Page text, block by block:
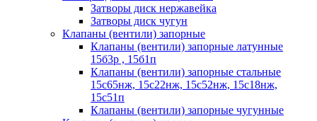
Затворы диск нержавейка
Затворы диск чугун
Клапаны (вентили) запорные
Клапаны (вентили) запорные латунные
15б3р , 15б1п
Клапаны (вентили) запорные стальные
15с65нж, 15с22нж, 15с52нж, 15с18нж,
15с51п
Клапаны (вентили) запорные чугунные